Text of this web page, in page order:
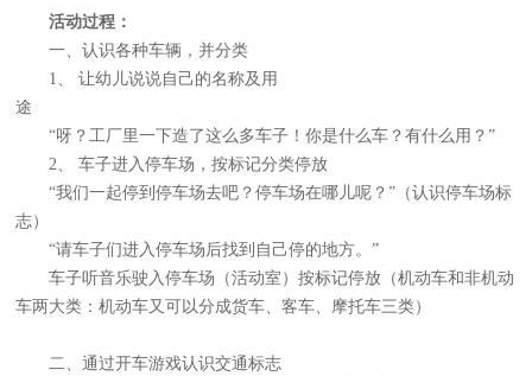
活动过程：
一、认识各种车辆，并分类
1、 让幼儿说说自己的名称及用
途
“呀？工厂里一下造了这么多车子！你是什么车？有什么用？”
2、 车子进入停车场，按标记分类停放
“我们一起停到停车场去吧？停车场在哪儿呢？”（认识停车场标
志）
“请车子们进入停车场后找到自己停的地方。”
车子听音乐驶入停车场（活动室）按标记停放（机动车和非机动
车两大类：机动车又可以分成货车、客车、摩托车三类）
二、通过开车游戏认识交通标志